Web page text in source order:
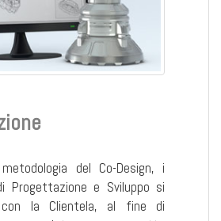
del Co-Design, i
Progettazione e Sviluppo si
con la Clientela, al fine di